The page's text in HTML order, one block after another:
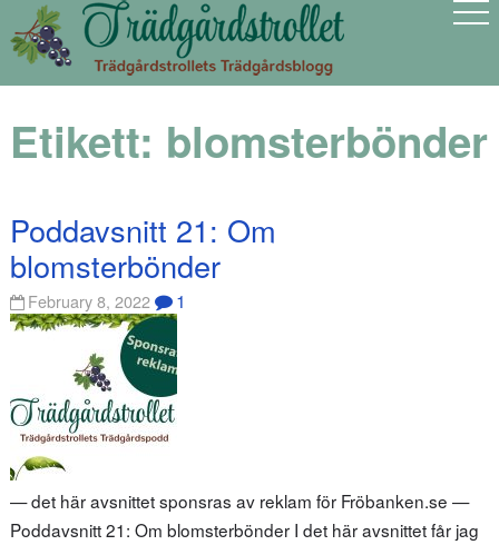
Etikett: blomsterbönder
Poddavsnitt 21: Om
blomsterbönder
February 8, 2022 1
— det här avsnittet sponsras av reklam för Fröbanken.se —
Poddavsnitt 21: Om blomsterbönder I det här avsnittet får jag